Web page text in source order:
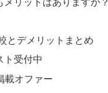
とデメリットまとめ
ト受付中
載オファー